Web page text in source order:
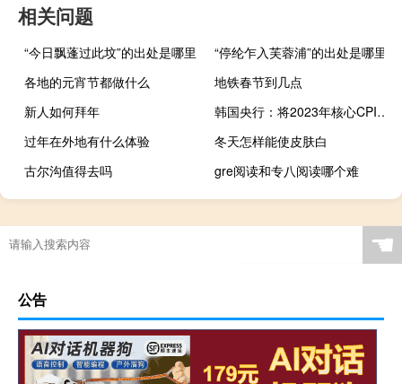
相关问题
“今日飘蓬过此坟”的出处是哪里
“停纶乍入芙蓉浦”的出处是哪里
各地的元宵节都做什么
地铁春节到几点
新人如何拜年
韩国央行：将2023年核心CPI预测上调至3.4%而原先预测为3.3%
过年在外地有什么体验
冬天怎样能使皮肤白
古尔沟值得去吗
gre阅读和专八阅读哪个难
☚
公告